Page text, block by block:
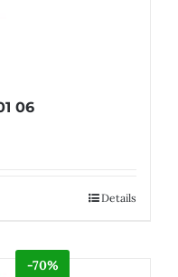
06
Details
-70%